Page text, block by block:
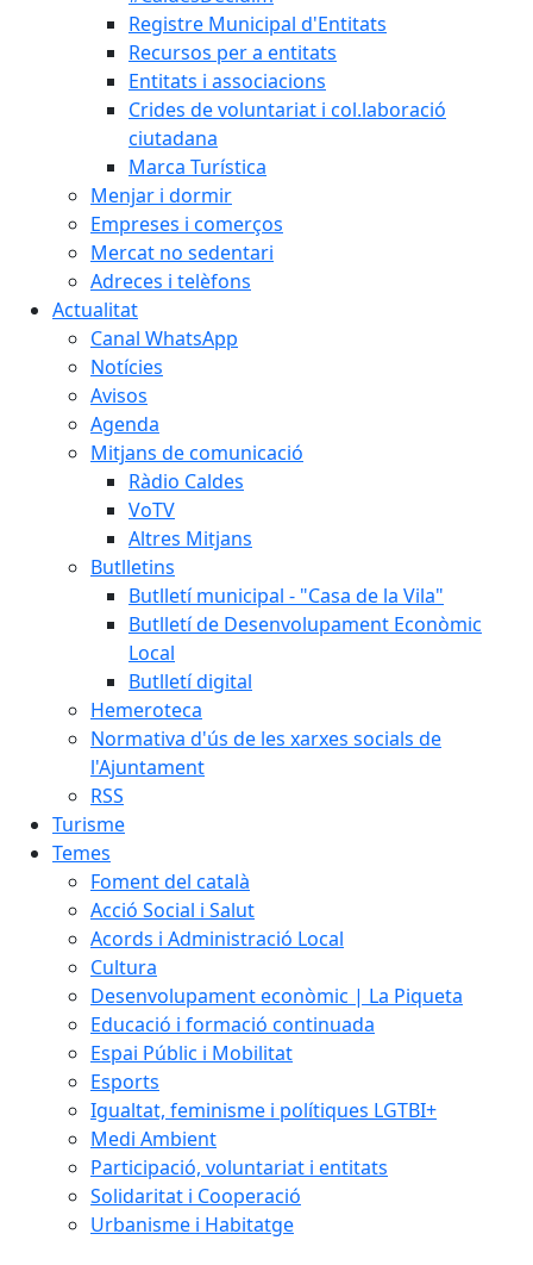
Registre Municipal d'Entitats
Recursos per a entitats
Entitats i associacions
Crides de voluntariat i col.laboració
ciutadana
Marca Turística
Menjar i dormir
Empreses i comerços
Mercat no sedentari
Adreces i telèfons
Actualitat
Canal WhatsApp
Notícies
Avisos
Agenda
Mitjans de comunicació
Ràdio Caldes
VoTV
Altres Mitjans
Butlletins
Butlletí municipal - "Casa de la Vila"
Butlletí de Desenvolupament Econòmic
Local
Butlletí digital
Hemeroteca
Normativa d'ús de les xarxes socials de
l'Ajuntament
RSS
Turisme
Temes
Foment del català
Acció Social i Salut
Acords i Administració Local
Cultura
Desenvolupament econòmic | La Piqueta
Educació i formació continuada
Espai Públic i Mobilitat
Esports
Igualtat, feminisme i polítiques LGTBI+
Medi Ambient
Participació, voluntariat i entitats
Solidaritat i Cooperació
Urbanisme i Habitatge